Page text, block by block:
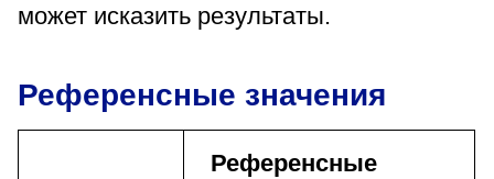
может исказить результаты.
Референсные значения
Референсные